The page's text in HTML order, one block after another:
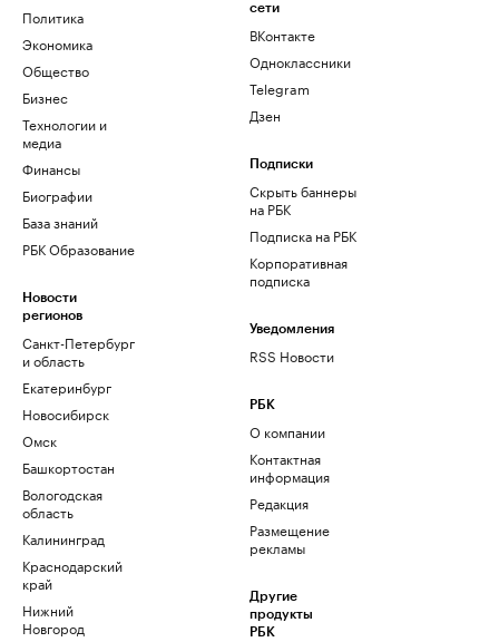
Политика
Экономика
Общество
Бизнес
Технологии и
медиа
Финансы
Биографии
База знаний
РБК Образование
Новости
регионов
Санкт-Петербург
и область
Екатеринбург
Новосибирск
Омск
Башкортостан
Вологодская
область
Калининград
Краснодарский
край
Нижний
Новгород
сети
ВКонтакте
Одноклассники
Telegram
Дзен
Подписки
Скрыть баннеры
на РБК
Подписка на РБК
Корпоративная
подписка
Уведомления
RSS Новости
РБК
О компании
Контактная
информация
Редакция
Размещение
рекламы
Другие
продукты
РБК